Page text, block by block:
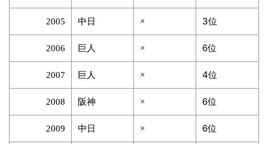
2005 中日 × 3位
2006 巨人 × 6位
2007 巨人 × 4位
2008 阪神 × 6位
2009 中日 × 6位